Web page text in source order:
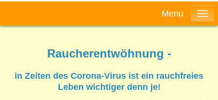
Menu
Raucherentwöhnung -
in Zeiten des Corona-Virus ist ein rauchfreies
Leben wichtiger denn je!